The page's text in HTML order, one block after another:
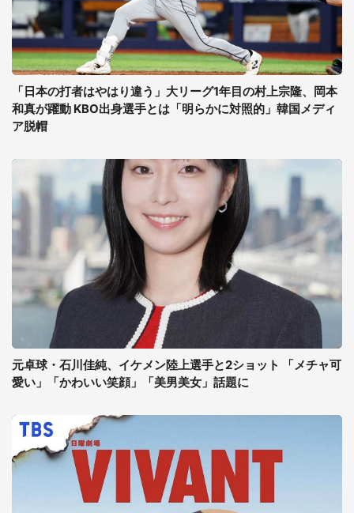
「日本の打者はやはり違う」大リーグ1年目の村上宗隆、岡本
和真が躍動 KBO出身選手とは「明らかに対照的」韓国メディ
ア脱帽
元卓球・石川佳純、イケメン陸上選手と2ショット 「メチャ可
愛い」「かわいい笑顔」「美男美女」話題に